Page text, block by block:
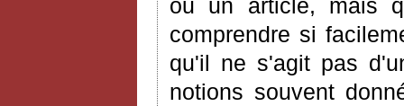
ou un article, mais
comprendre si
qu'il ne s'agit pas
notions souvent